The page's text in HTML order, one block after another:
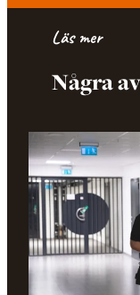
Läs mer
Några